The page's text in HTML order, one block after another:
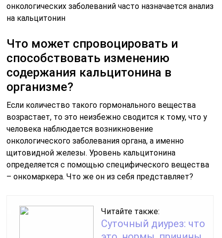
онкологических заболеваний часто назначается анализ
на кальцитонин
Что может спровоцировать и
способствовать изменению
содержания кальцитонина в
организме?
Если количество такого гормонального вещества
возрастает, то это неизбежно сводится к тому, что у
человека наблюдается возникновение
онкологического заболевания органа, а именно
щитовидной железы. Уровень кальцитонина
определяется с помощью специфического вещества
– онкомаркера. Что же он из себя представляет?
Читайте также:
Суточный диурез: что